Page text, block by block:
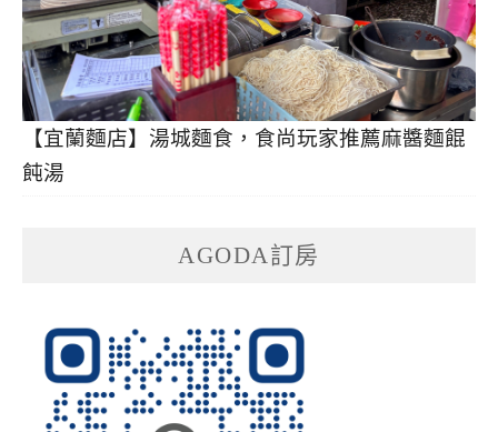
【宜蘭麵店】湯城麵食，食尚玩家推薦麻醬麵餛
飩湯
AGODA訂房